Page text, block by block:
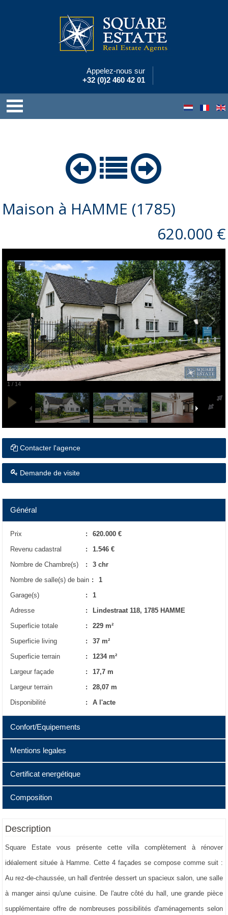
Appelez-nous sur
+32 (0)2 460 42 01
Maison à HAMME (1785)
620.000 €
1 / 14
Contacter l'agence
Demande de visite
Général
Prix :
620.000 €
Revenu cadastral
:
1.546 €
Nombre de Chambre(s)
:
3 chr
Nombre de salle(s) de bain :
1
Garage(s)
:
1
Adresse
:
Lindestraat 118, 1785 HAMME
Superficie totale
:
229 m²
Superficie living
:
37 m²
Superficie terrain
:
1234 m²
Largeur façade
:
17,7 m
Largeur terrain
:
28,07 m
Disponibilité
: A l'acte
Confort/Equipements
Chauffage
Mentions legales
Droit de préemption possible
imposée
Autorisation de lotissement :
Pas applicable
Affectation
:
Zone d'habitat
Héritages
: Non
Certificat energétique
PEB No.20260511-0003862671-RES-1
Etotale
Emission CO2
47958 Kg CO2/m².an
Composition
Hall d'entrée
:
7,2 m²
Living
:
37,1 m²
Salle à manger
:
19,9 m²
Cuisine
:
11,9 m²
Living
: 24,8 m²
Description
Square Estate vous présente cette villa complètement à rénover
idéalement située à Hamme. Cette 4 façades se compose comme suit :
Au rez-de-chaussée, un hall d'entrée dessert un spacieux salon, une salle
à manger ainsi qu'une cuisine. De l'autre côté du hall, une grande pièce
supplémentaire offre de nombreuses possibilités d'aménagements selon